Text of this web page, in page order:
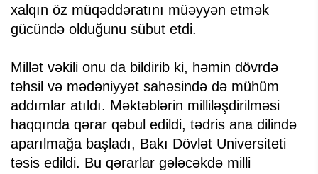
xalqın öz müqəddəratını müəyyən etmək
gücündə olduğunu sübut etdi.
Millət vəkili onu da bildirib ki, həmin dövrdə
təhsil və mədəniyyət sahəsində də mühüm
addımlar atıldı. Məktəblərin milliləşdirilməsi
haqqında qərar qəbul edildi, tədris ana dilində
aparılmağa başladı, Bakı Dövlət Universiteti
təsis edildi. Bu qərarlar gələcəkdə milli